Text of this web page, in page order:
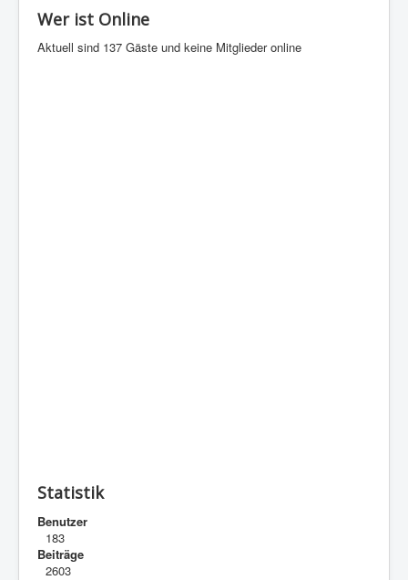
Wer ist Online
Aktuell sind 137 Gäste und keine Mitglieder online
Statistik
Benutzer
183
Beiträge
2603